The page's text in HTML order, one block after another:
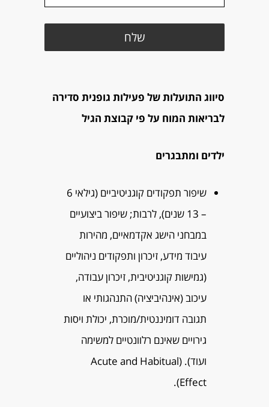
סיווג התועלות של פעילות גופנית סדירה
לבריאות המוח על פי קבוצת הגיל
ילדים ומתבגרים
שיפור תפקודים קוגניטיביים (גילאי 6
– 13 שנים), לרבות; שיפור ביצועיים
במבחני הישג אקדמאיים, מהירות
עיבוד מידע, זיכרון ותפקודים ניהוליים
(גמישות קוגניטיבית, זיכרון עבודה,
עיכוב (אינהיביציה) התנהגותי או
תגובה דומיננטית/מוכרת, יכולת ויסות
גירויים שאינם רלוונטיים למשימה
ועוד). (Acute and Habitual
Effect).